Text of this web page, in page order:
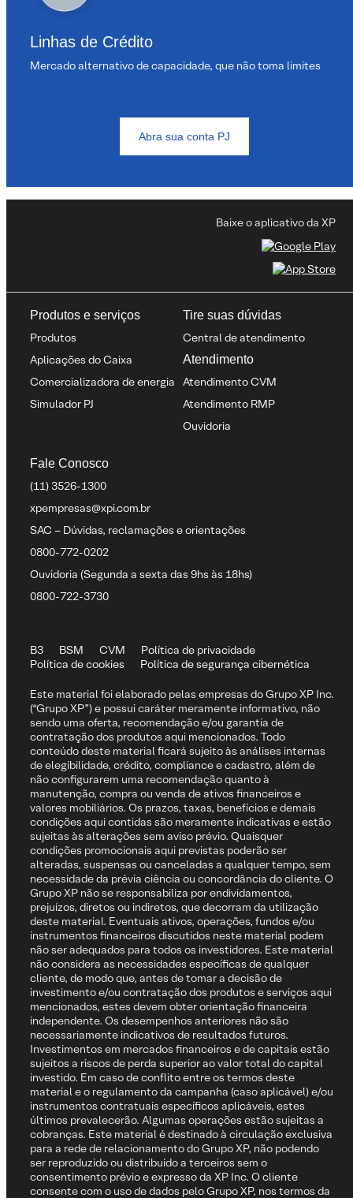
Linhas de Crédito
Mercado alternativo de capacidade, que não toma limites
Abra sua conta PJ
Baixe o aplicativo da XP
Produtos e serviços
Produtos
Aplicações do Caixa
Comercializadora de energia
Simulador PJ
Tire suas dúvidas
Central de atendimento
Atendimento
Atendimento CVM
Atendimento RMP
Ouvidoria
Fale Conosco
(11) 3526-1300
xpempresas@xpi.com.br
SAC – Dúvidas, reclamações e orientações
0800-772-0202
Ouvidoria (Segunda a sexta das 9hs às 18hs)
0800-722-3730
B3 BSM CVM
Política de privacidade
Política de cookies
Política de segurança cibernética
Este material foi elaborado pelas empresas do Grupo XP Inc.
(“Grupo XP”) e possui caráter meramente informativo, não
sendo uma oferta, recomendação e/ou garantia de
contratação dos produtos aqui mencionados. Todo
conteúdo deste material ficará sujeito às análises internas
de elegibilidade, crédito, compliance e cadastro, além de
não configurarem uma recomendação quanto à
manutenção, compra ou venda de ativos financeiros e
valores mobiliários. Os prazos, taxas, benefícios e demais
condições aqui contidas são meramente indicativas e estão
sujeitas às alterações sem aviso prévio. Quaisquer
condições promocionais aqui previstas poderão ser
alteradas, suspensas ou canceladas a qualquer tempo, sem
necessidade da prévia ciência ou concordância do cliente. O
Grupo XP não se responsabiliza por endividamentos,
prejuízos, diretos ou indiretos, que decorram da utilização
deste material. Eventuais ativos, operações, fundos e/ou
instrumentos financeiros discutidos neste material podem
não ser adequados para todos os investidores. Este material
não considera as necessidades específicas de qualquer
cliente, de modo que, antes de tomar a decisão de
investimento e/ou contratação dos produtos e serviços aqui
mencionados, estes devem obter orientação financeira
independente. Os desempenhos anteriores não são
necessariamente indicativos de resultados futuros.
Investimentos em mercados financeiros e de capitais estão
sujeitos a riscos de perda superior ao valor total do capital
investido. Em caso de conflito entre os termos deste
material e o regulamento da campanha (caso aplicável) e/ou
instrumentos contratuais específicos aplicáveis, estes
últimos prevalecerão. Algumas operações estão sujeitas a
cobranças. Este material é destinado à circulação exclusiva
para a rede de relacionamento do Grupo XP, não podendo
ser reproduzido ou distribuído a terceiros sem o
consentimento prévio e expresso da XP Inc. O cliente
consente com o uso de dados pelo Grupo XP, nos termos da